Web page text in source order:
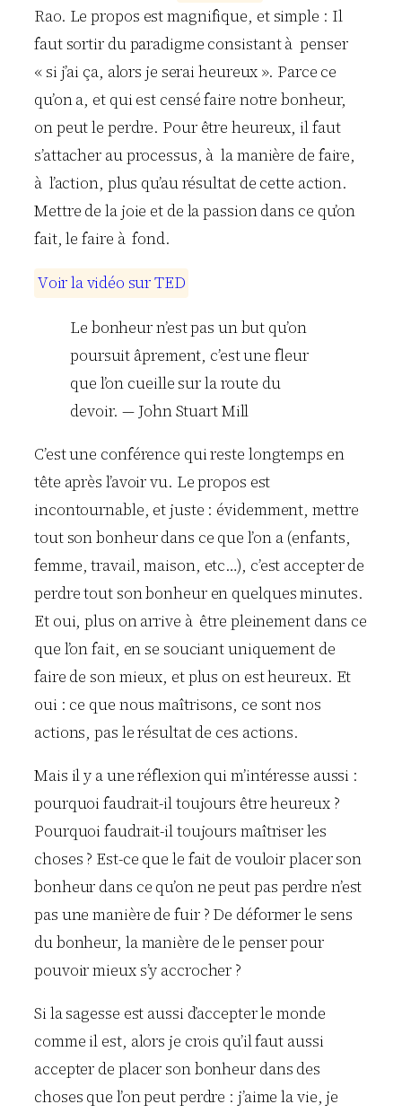
Rao. Le propos est magnifique, et simple : Il
faut sortir du paradigme consistant à penser
« si j’ai ça, alors je serai heureux ». Parce ce
qu’on a, et qui est censé faire notre bonheur,
on peut le perdre. Pour être heureux, il faut
s’attacher au processus, à la manière de faire,
à l’action, plus qu’au résultat de cette action.
Mettre de la joie et de la passion dans ce qu’on
fait, le faire à fond.
Voirlavidéo surTED
Le bonheur n’est pas un but qu’on
poursuit âprement, c’est une fleur
que l’on cueille sur la route du
devoir. — John Stuart Mill
C’est une conférence qui reste longtemps en
tête après l’avoir vu. Le propos est
incontournable, et juste : évidemment, mettre
tout son bonheur dans ce que l’on a (enfants,
femme, travail, maison, etc…), c’est accepter de
perdre tout son bonheur en quelques minutes.
Et oui, plus on arrive à être pleinement dans ce
que l’on fait, en se souciant uniquement de
faire de son mieux, et plus on est heureux. Et
oui : ce que nous maîtrisons, ce sont nos
actions, pas le résultat de ces actions.
Mais il y a une réflexion qui m’intéresse aussi :
pourquoi faudrait-il toujours être heureux ?
Pourquoi faudrait-il toujours maîtriser les
choses ? Est-ce que le fait de vouloir placer son
bonheur dans ce qu’on ne peut pas perdre n’est
pas une manière de fuir ? De déformer le sens
du bonheur, la manière de le penser pour
pouvoir mieux s’y accrocher ?
Si la sagesse est aussi d’accepter le monde
comme il est, alors je crois qu’il faut aussi
accepter de placer son bonheur dans des
choses que l’on peut perdre : j’aime la vie, je